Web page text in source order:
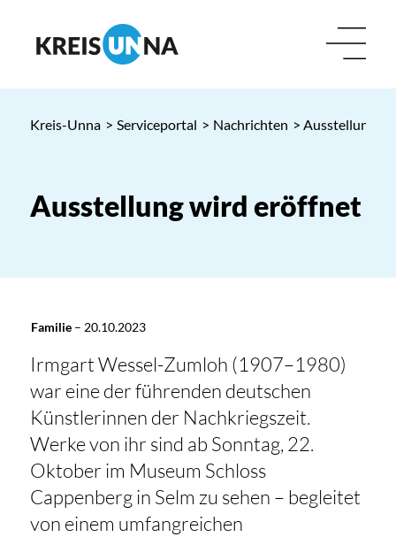
Kreis-Unna > Serviceportal > Nachrichten > Ausstellung
Ausstellung wird eröffnet
Familie– 20.10.2023
Irmgart Wessel-Zumloh (1907–1980)
war eine der führenden deutschen
Künstlerinnen der Nachkriegszeit.
Werke von ihr sind ab Sonntag, 22.
Oktober im Museum Schloss
Cappenberg in Selm zu sehen – begleitet
von einem umfangreichen